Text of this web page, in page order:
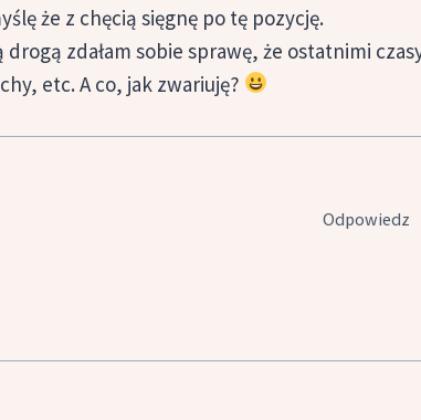
że z chęcią sięgnę po tę pozycję.
zdałam sobie sprawę, że ostatnimi
etc. A co, jak zwariuję?
Odpowiedz